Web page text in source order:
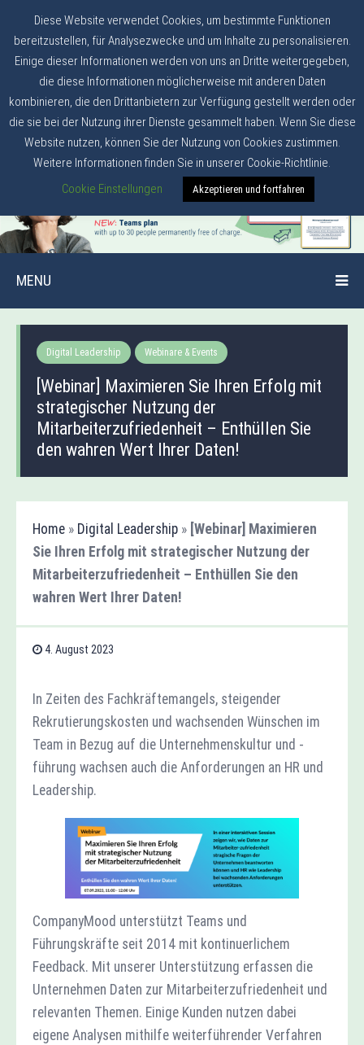
MENU
Digital Leadership Webinare & Events
[Webinar] Maximieren Sie Ihren Erfolg mit
strategischer Nutzung der
Mitarbeiterzufriedenheit – Enthüllen Sie
den wahren Wert Ihrer Daten!
Home » Digital Leadership » [Webinar] Maximieren
Sie Ihren Erfolg mit strategischer Nutzung der
Mitarbeiterzufriedenheit – Enthüllen Sie den
wahren Wert Ihrer Daten!
4. August 2023
In Zeiten des Fachkräftemangels, steigender
Rekrutierungskosten und wachsenden Wünschen im
Team in Bezug auf die Unternehmenskultur und -
führung wachsen auch die Anforderungen an HR und
Leadership.
CompanyMood unterstützt Teams und
Führungskräfte seit 2014 mit kontinuerlichem
Feedback. Mit unserer Unterstützung erfassen die
Unternehmen Daten zur Mitarbeiterzufriedenheit und
relevanten Themen. Einige Kunden nutzen dabei
eigene Analysen mithilfe weiterführender Verfahren
Diese Website verwendet Cookies, um bestimmte Funktionen
bereitzustellen, für Analysezwecke und um Inhalte zu personalisieren.
Einige dieser Informationen werden von uns an Dritte weitergegeben,
die diese Informationen möglicherweise mit anderen Daten
kombinieren, die den Drittanbietern zur Verfügung gestellt werden oder
die sie bei der Nutzung ihrer Dienste gesammelt haben. Wenn Sie diese
Website nutzen, können Sie der Nutzung von Cookies zustimmen.
Weitere Informationen finden Sie in unserer Cookie-Richtlinie.
Cookie Einstellungen
Akzeptieren und fortfahren